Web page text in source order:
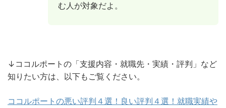
む人が対象だよ。
↓ココルポートの「支援内容・就職先・実績・評判」など
知りたい方は、以下もご覧ください。
ココルポートの悪い評判４選！良い評判４選！就職実績や